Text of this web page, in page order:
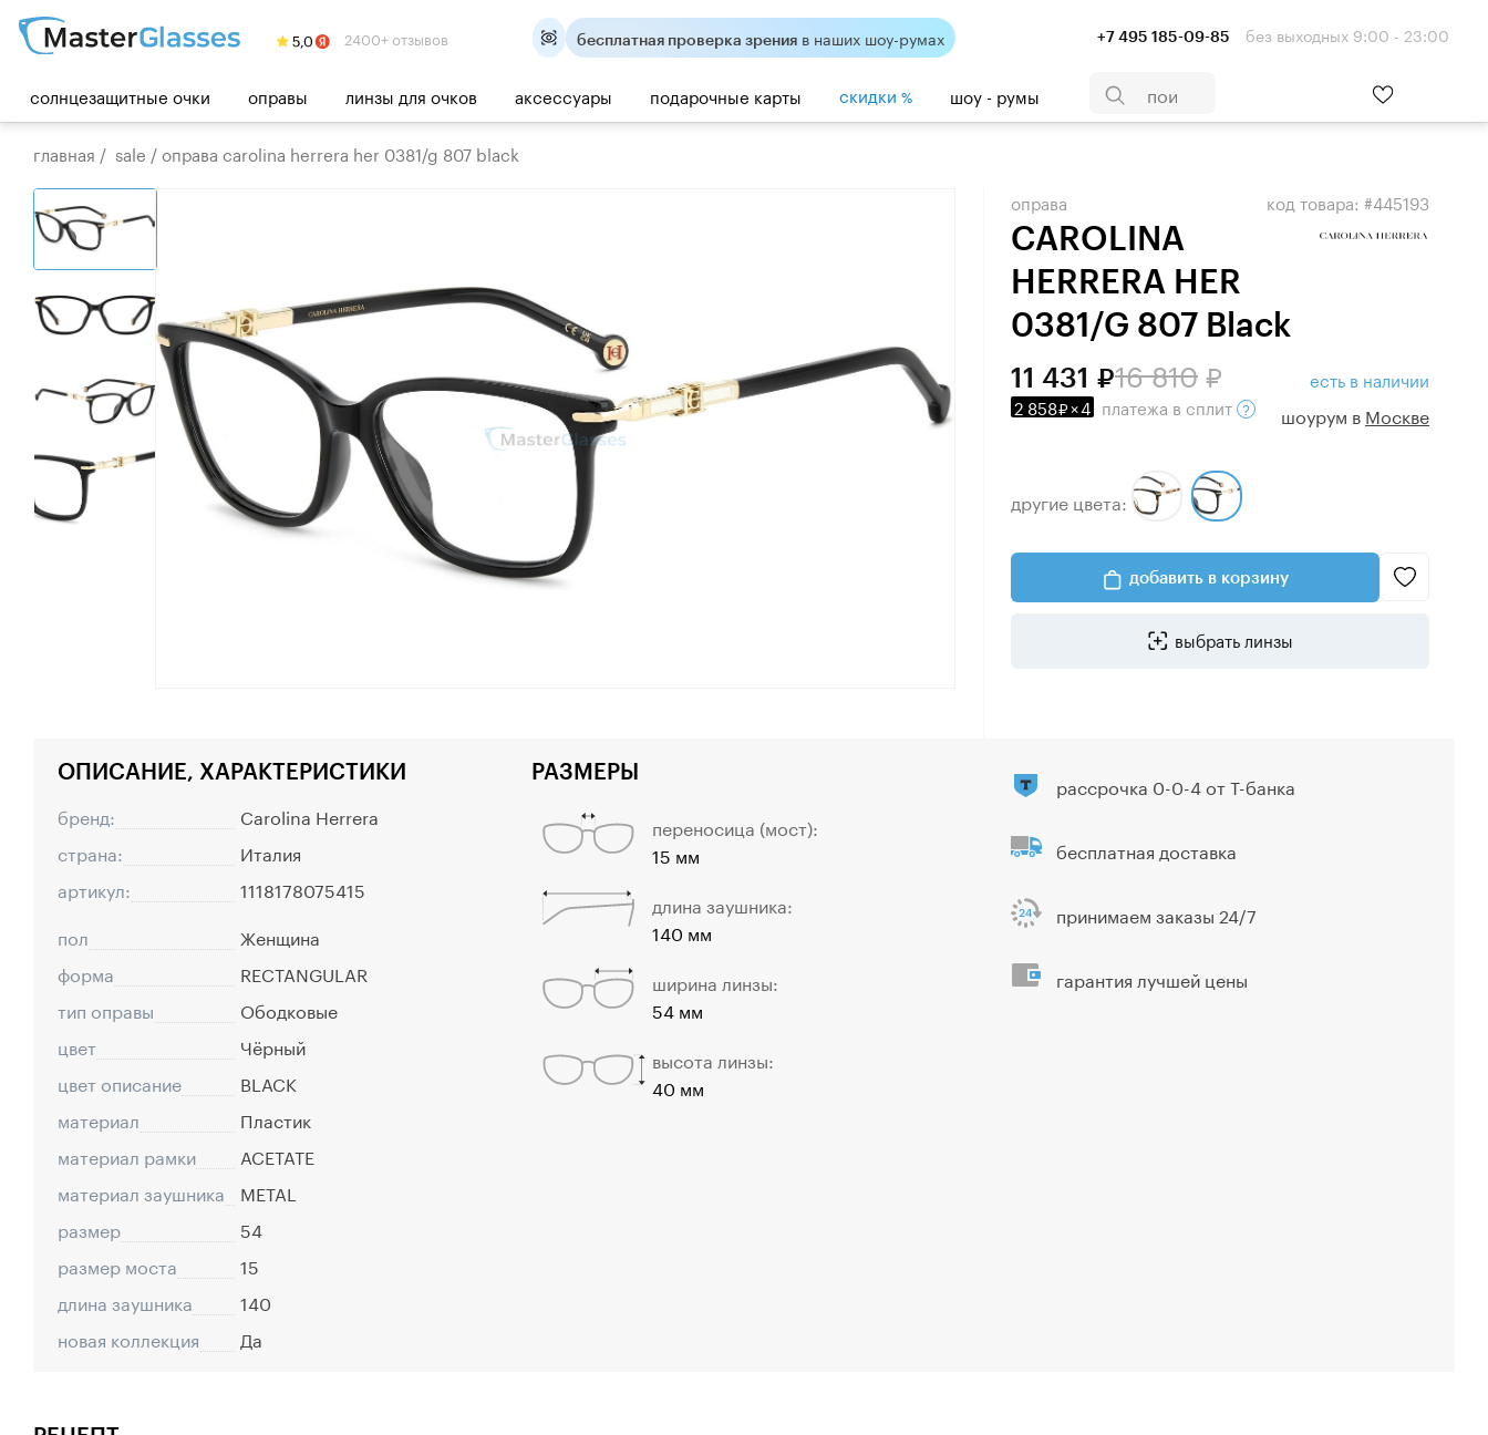
2400+ отзывов +7 495 185-09-85 без выходных 9:00 - 23:00
бесплатная проверка зрения в наших шоу-румах
солнцезащитные очки оправы линзы для очков аксессуары подарочные карты скидки % шоу - румы
главная / sale /оправа carolina herrera her 0381/g 807 black
оправа
CAROLINA
HERRERA HER
0381/G 807 Black
код товара: #445193
16 810
11 431
2 858 ×4 платежа в сплит
есть в наличии
шоурум в Москве
другие цвета:
добавить в корзину
выбрать линзы
ОПИСАНИЕ, ХАРАКТЕРИСТИКИ
бренд:
Carolina Herrera
страна:
Италия
артикул:
1118178075415
пол
Женщина
форма
RECTANGULAR
тип оправы
Ободковые
цвет
Чёрный
цвет описание
BLACK
материал
Пластик
материал рамки
ACETATE
материал заушника
METAL
размер
54
размер моста
15
длина заушника
140
новая коллекция
Да
РАЗМЕРЫ
переносица (мост):
15 мм
длина заушника:
140 мм
ширина линзы:
54 мм
высота линзы:
40 мм
рассрочка 0-0-4 от Т-банка
бесплатная доставка
принимаем заказы 24/7
гарантия лучшей цены